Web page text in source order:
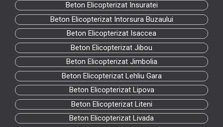
Beton Elicopterizat Insuratei
Beton Elicopterizat Intorsura Buzaului
Beton Elicopterizat Isaccea
Beton Elicopterizat Jibou
Beton Elicopterizat Jimbolia
Beton Elicopterizat Lehliu Gara
Beton Elicopterizat Lipova
Beton Elicopterizat Liteni
Beton Elicopterizat Livada